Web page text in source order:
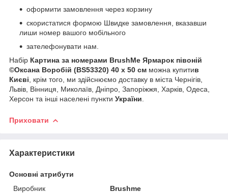
оформити замовлення через корзину
скористатися формою Швидке замовлення, вказавши
лиши номер вашого мобільного
зателефонувати нам.
Набір Картина за номерами BrushMe Ярмарок півоній
©Оксана Воробій (BS53320) 40 х 50 см можна купитив
Києві , крім того, ми здійснюємо доставку в міста Чернігів,
Львів, Вінниця, Миколаїв, Дніпро, Запоріжжя, Харків, Одеса,
Херсон та інші населені пункти України
Приховати
Характеристики
Основні атрибути
Виробник
Brushme